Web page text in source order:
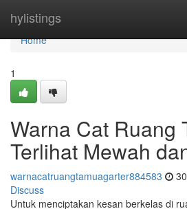
hylistings
Home
Home
1
Warna Cat Ruang
Terlihat Mewah
warnacatruangtamuagarter884583
Discuss
Untuk menciptakan kesan berkelas di